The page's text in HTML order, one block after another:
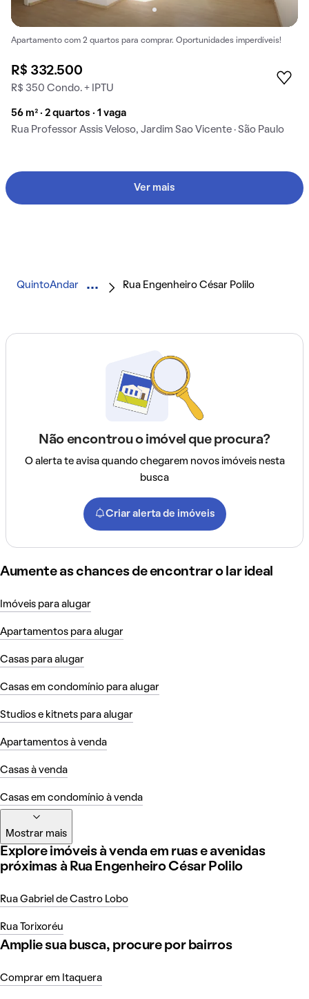
Apartamento com 2 quartos para comprar. Oportunidades imperdíveis!
R$ 332.500
R$ 350 Condo. + IPTU
56 m² · 2 quartos · 1 vaga
Rua Professor Assis Veloso, Jardim Sao Vicente · São Paulo
Ver mais
QuintoAndar Rua Engenheiro César Polilo
Não encontrou o imóvel que procura?
O alerta te avisa quando chegarem novos imóveis nesta
busca
Criar alerta de imóveis
Aumente as chances de encontrar o lar ideal
Imóveis para alugar
Apartamentos para alugar
Casas para alugar
Casas em condomínio para alugar
Studios e kitnets para alugar
Apartamentos à venda
Casas à venda
Casas em condomínio à venda
Mostrar mais
Explore imóveis à venda em ruas e avenidas
próximas à Rua Engenheiro César Polilo
Rua Gabriel de Castro Lobo
Rua Torixoréu
Amplie sua busca, procure por bairros
Comprar em Itaquera